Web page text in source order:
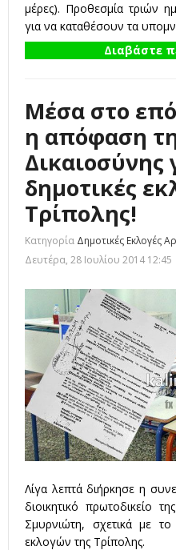
μέρες). Προθεσμία τριών
για να καταθέσουν τα
Διαβάστε
Μέσα στο
η απόφαση
Δικαιοσύνης
δημοτικές
Τρίπολης!
Κατηγορία Δημοτικές Εκλογές
Δευτέρα, 28 Ιουλίου 2014 12:45
Λίγα λεπτά διήρκησε η
διοικητικό πρωτοδικείο
Σμυρνιώτη, σχετικά με
εκλογών της Τρίπολης.